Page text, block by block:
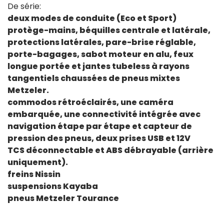
De série:
deux modes de conduite (Eco et Sport)
protège-mains, béquilles centrale et latérale,
protections latérales, pare-brise réglable,
porte-bagages, sabot moteur en alu, feux
longue portée et jantes tubeless à rayons
tangentiels chaussées de pneus mixtes
Metzeler.
commodos rétroéclairés, une caméra
embarquée, une connectivité intégrée avec
navigation étape par étape et capteur de
pression des pneus, deux prises USB et 12V
TCS déconnectable et ABS débrayable (arrière
uniquement).
freins Nissin
suspensions Kayaba
pneus Metzeler Tourance